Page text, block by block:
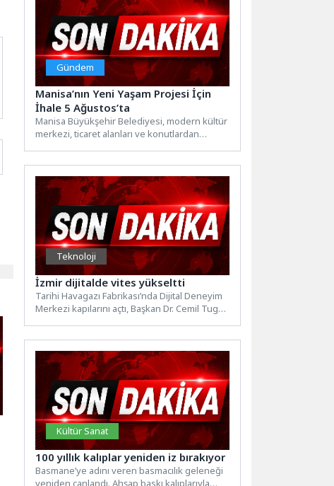
Gündem
Manisa’nın Yeni Yaşam Projesi İçin
İhale 5 Ağustos’ta
Manisa Büyükşehir Belediyesi, modern kültür
merkezi, ticaret alanları ve konutlardan
Teknoloji
İzmir dijitalde vites yükseltti
Tarihi Havagazı Fabrikası’nda Dijital Deneyim
Merkezi kapılarını açtı, Başkan Dr. Cemil Tugay
Kültür Sanat
100 yıllık kalıplar yeniden iz bırakıyor
Basmane’ye adını veren basmacılık geleneği
yeniden canlandı. Ahşap baskı kalıplarıyla